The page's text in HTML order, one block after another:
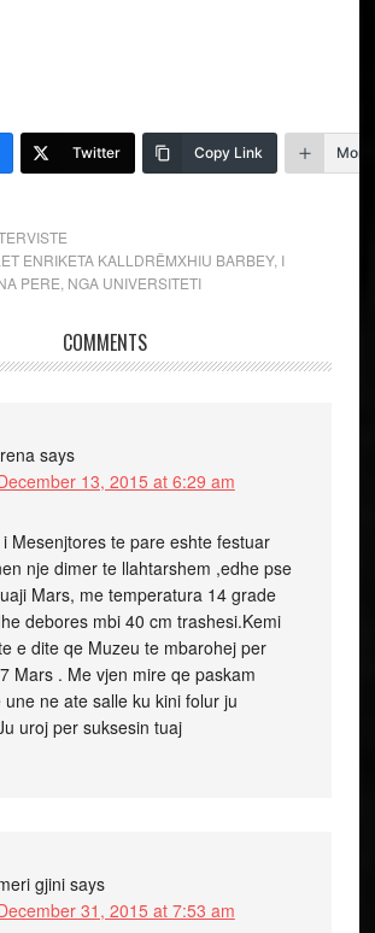
Twitter Copy Link More
ENRIKETA KALLDRËMXHIU BARBEY, I
PERE NGA UNIVERSITETI
COMMENTS
says
13, 2015 at 6:29 am
Mesenjtores te pare eshte festuar
nje dimer te llahtarshem ,edhe pse
Mars, me temperatura 14 grade
debores mbi 40 cm trashesi.Kemi
e dite qe Muzeu te mbarohej per
Mars . Me vjen mire qe paskam
ne ate salle ku kini folur ju
uroj per suksesin tuaj
gjini says
31, 2015 at 7:53 am